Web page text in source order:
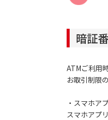
暗証
ATMご利用
お取引制限
・スマホア
スマホアプ